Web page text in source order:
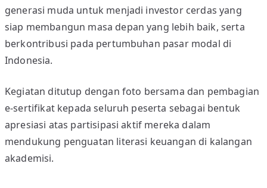
r
2
0
t
o
c
generasi muda untuk menjadi investor cerdas yang
siap membangun masa depan yang lebih baik, serta
berkontribusi pada pertumbuhan pasar modal di
Indonesia.
Kegiatan ditutup dengan foto bersama dan pembagian
e-sertifikat kepada seluruh peserta sebagai bentuk
apresiasi atas partisipasi aktif mereka dalam
mendukung penguatan literasi keuangan di kalangan
akademisi.